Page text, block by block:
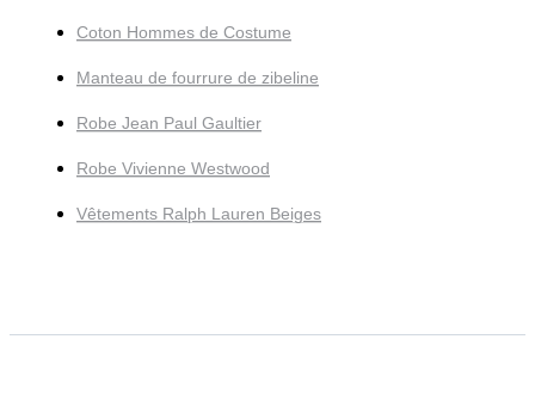
Coton Hommes de Costume
Manteau de fourrure de zibeline
Robe Jean Paul Gaultier
Robe Vivienne Westwood
Vêtements Ralph Lauren Beiges